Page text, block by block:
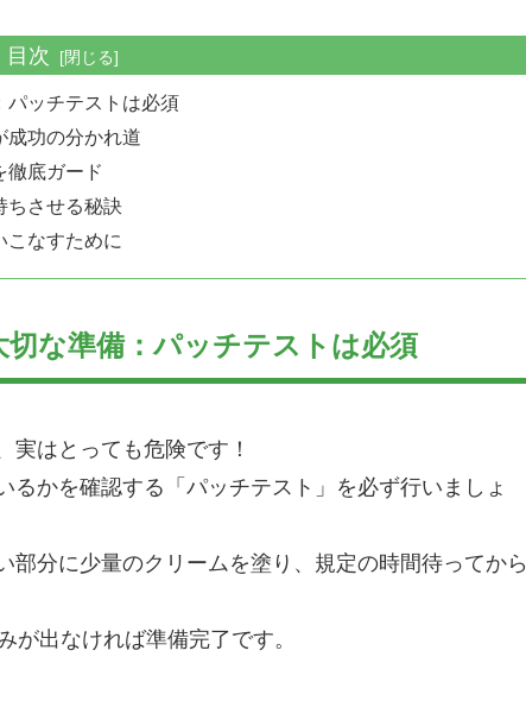
目次
パッチテストは必須
成功の分かれ道
徹底ガード
ちさせる秘訣
こなすために
な準備：パッチテストは必須
実はとっても危険です！
るかを確認する「パッチテスト」を必ず行いましょ
分に少量のクリームを塗り、規定の時間待ってから
が出なければ準備完了です。